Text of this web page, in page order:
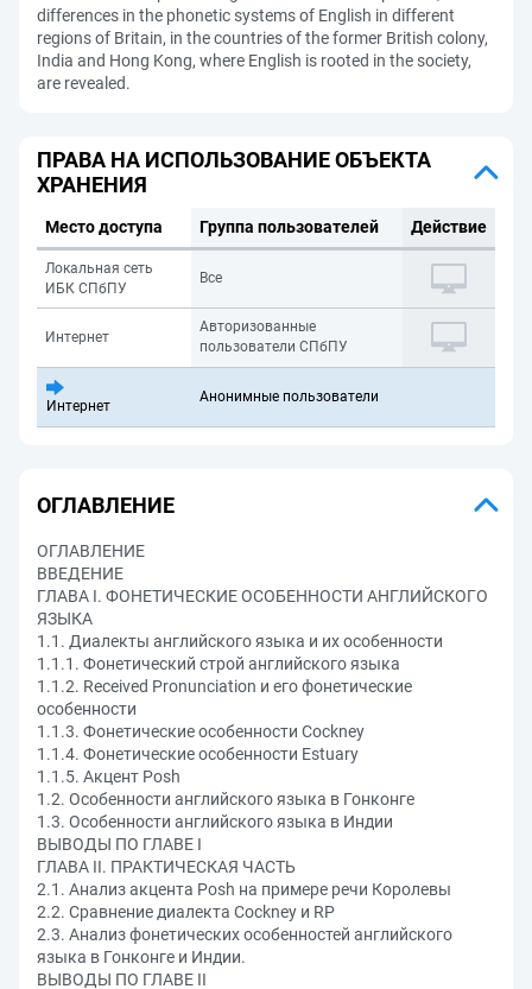
differences in the phonetic systems of English in different
regions of Britain, in the countries of the former British colony,
India and Hong Kong, where English is rooted in the society,
are revealed.
ПРАВА НА ИСПОЛЬЗОВАНИЕ ОБЪЕКТА
ХРАНЕНИЯ
Место доступа Группа пользователей Действие
Локальная сеть
ИБК СПбПУ
Все
Интернет
Авторизованные
пользователи СПбПУ
Интернет
Анонимные пользователи
ОГЛАВЛЕНИЕ
ОГЛАВЛЕНИЕ
ВВЕДЕНИЕ
ГЛАВА I. ФОНЕТИЧЕСКИЕ ОСОБЕННОСТИ АНГЛИЙСКОГО
ЯЗЫКА
1.1. Диалекты английского языка и их особенности
1.1.1. Фонетический строй английского языка
1.1.2. Received Pronunciation и его фонетические
особенности
1.1.3. Фонетические особенности Cockney
1.1.4. Фонетические особенности Estuary
1.1.5. Акцент Posh
1.2. Особенности английского языка в Гонконге
1.3. Особенности английского языка в Индии
ВЫВОДЫ ПО ГЛАВЕ I
ГЛАВА II. ПРАКТИЧЕСКАЯ ЧАСТЬ
2.1. Анализ акцента Posh на примере речи Королевы
2.2. Сравнение диалекта Cockney и RP
2.3. Анализ фонетических особенностей английского
языка в Гонконге и Индии.
ВЫВОДЫ ПО ГЛАВЕ II